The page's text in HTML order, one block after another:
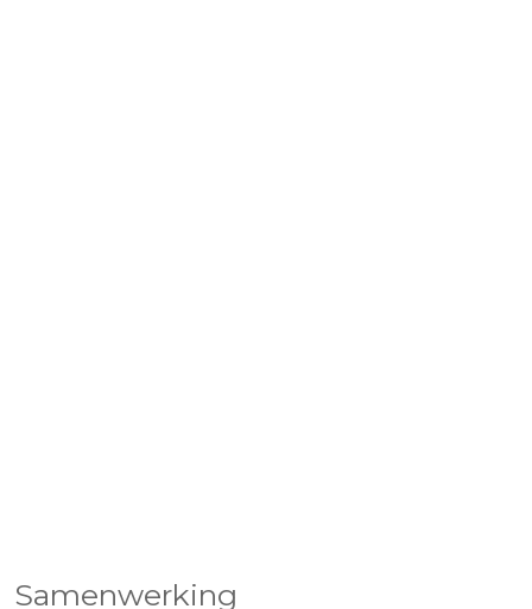
Samenwerking